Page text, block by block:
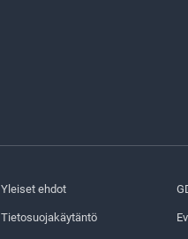
Yleiset ehdot
Tietosuojakäytäntö